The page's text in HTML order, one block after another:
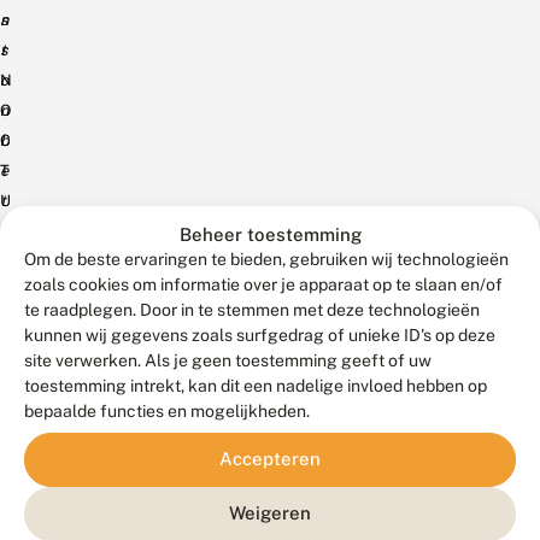
Beheer toestemming
Om de beste ervaringen te bieden, gebruiken wij technologieën
zoals cookies om informatie over je apparaat op te slaan en/of
te raadplegen. Door in te stemmen met deze technologieën
kunnen wij gegevens zoals surfgedrag of unieke ID's op deze
site verwerken. Als je geen toestemming geeft of uw
toestemming intrekt, kan dit een nadelige invloed hebben op
bepaalde functies en mogelijkheden.
Accepteren
Weigeren
s
t
o
n
b
e
t
u
n
s
N
O
C
T
U
I